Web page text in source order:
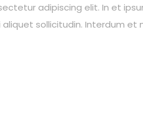
adipiscing elit. In et
sollicitudin. Interdum et